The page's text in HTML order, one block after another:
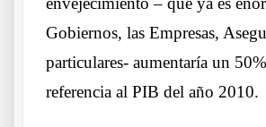
Gobiernos, las Empresas,
particulares- aumentaría un
referencia al PIB del año 2010.